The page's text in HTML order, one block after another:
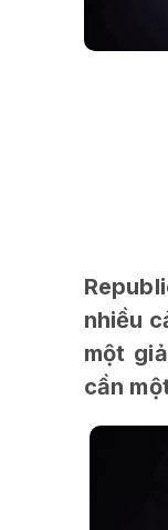
nhiều
một
cần